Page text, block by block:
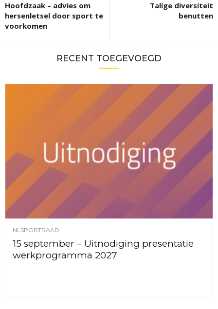
Hoofdzaak – advies om
hersenletsel door sport te
voorkomen
Talige diversiteit
benutten
RECENT TOEGEVOEGD
NLSPORTRAAD
15 september – Uitnodiging presentatie
werkprogramma 2027